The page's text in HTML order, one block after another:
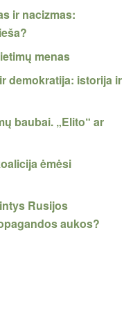
ir nacizmas:
menas
demokratija: istorija ir
baubai. „Elito“ ar
ėmėsi
Rusijos
aukos?